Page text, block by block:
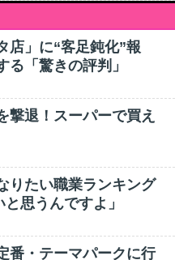
店」に“客足鈍化”報
「驚きの評判」
撃退！スーパーで買え
りたい職業ランキング
思うんですよ」
番・テーマパークに行